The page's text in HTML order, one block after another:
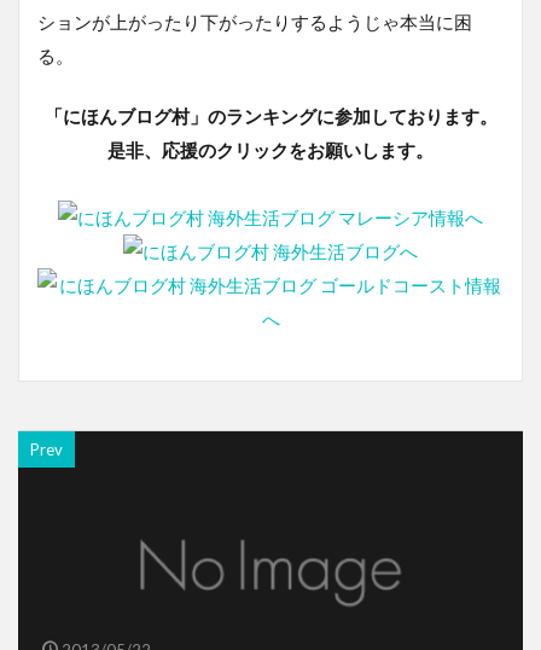
ションが上がったり下がったりするようじゃ本当に困
る。
「にほんブログ村」のランキングに参加しております。
是非、応援のクリックをお願いします。
Prev